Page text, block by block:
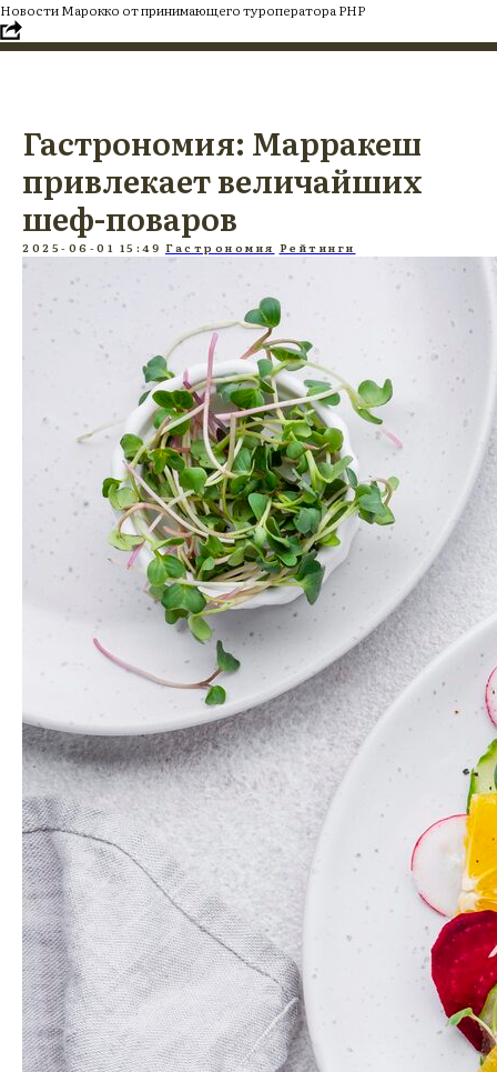
Новости Марокко от принимающего туроператора PHP
Гастрономия: Марракеш
привлекает величайших
шеф-поваров
2025-06-01 15:49 Гастрономия Рейтинги